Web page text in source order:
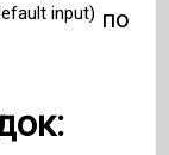
input) по